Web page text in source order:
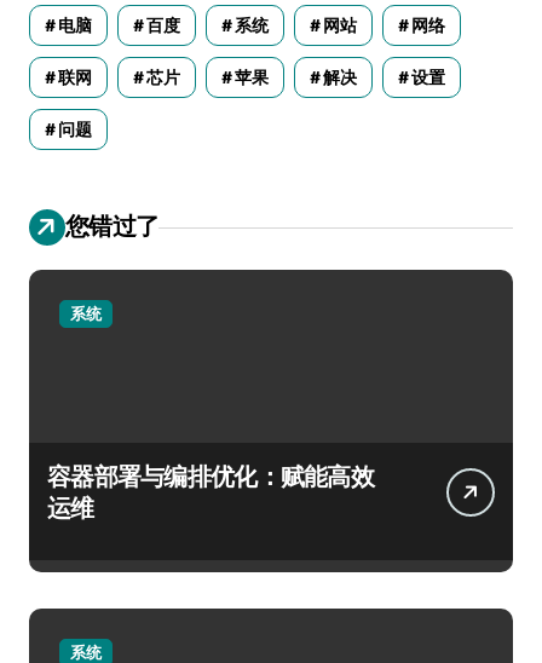
电脑 百度 系统 网站 网络
联网 芯片 苹果 解决 设置
问题
您错过了
系统
容器部署与编排优化：赋能高效
运维
系统